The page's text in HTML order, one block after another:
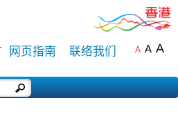
网页指南 联络我们 A A A